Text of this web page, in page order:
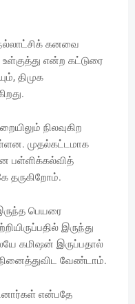
கனவை
என்ற கட்டுரை
திமுக
நிலவுகிற
முதல்கட்டமாக
பள்ளிக்கல்வித்
தருகிறோம்.
பெயரை
இருந்து
கமிஷன் இருப்பதால்
வேண்டாம்.
என்பதே